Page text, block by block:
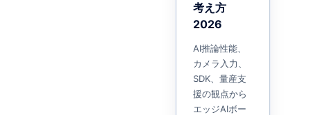
考え方
2026
AI推論性能、
カメラ入力、
SDK、量産支
援の観点から
エッジAIボー